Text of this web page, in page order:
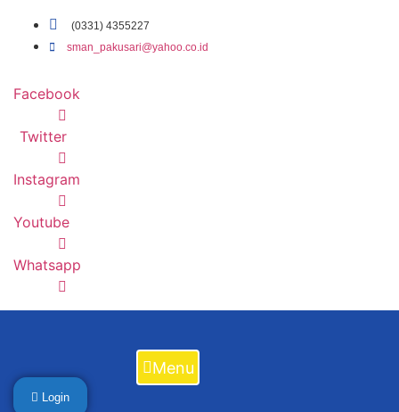
konten
(0331) 4355227
sman_pakusari@yahoo.co.id
Facebook
Twitter
Instagram
Youtube
Whatsapp
Menu
Login